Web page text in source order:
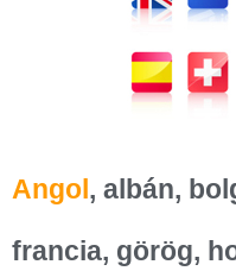
Angol , albán,
francia, görög,